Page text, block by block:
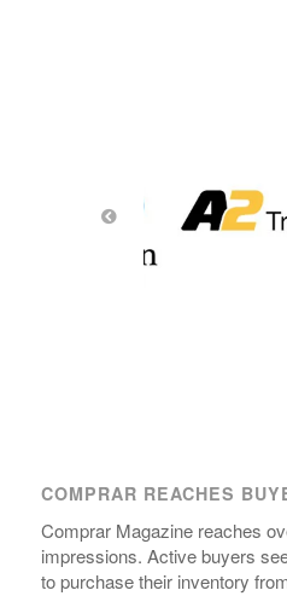
COMPRAR REACHES
Comprar Magazine reaches
impressions. Active buyers
to purchase their inventory